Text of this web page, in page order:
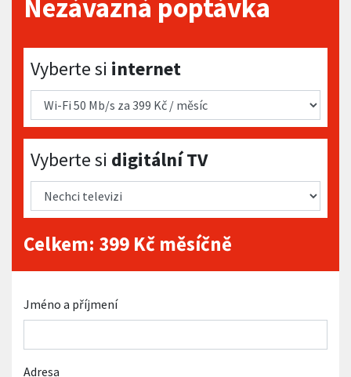
Nezávazná poptávka
Vyberte si internet
Vyberte si internet
Vyberte si digitální TV
Vyberte si digitální TV
Celkem: 399 Kč měsíčně
Jméno a příjmení
Adresa